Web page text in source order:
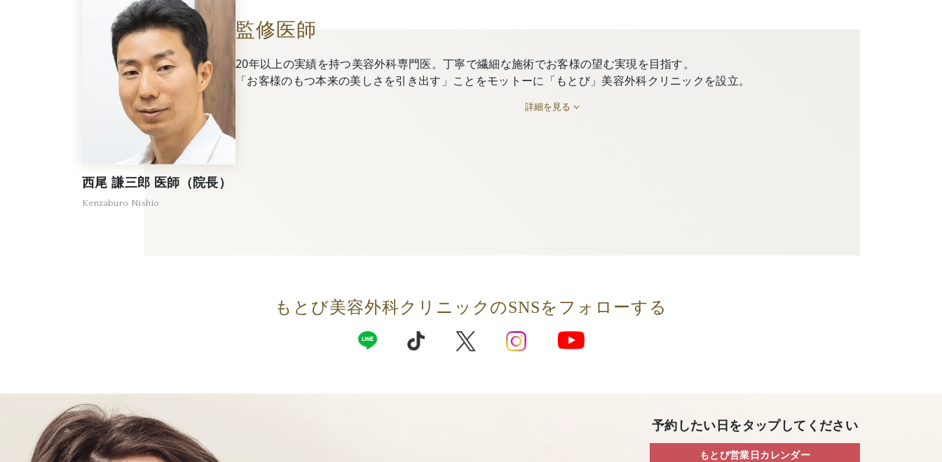
監修医師
20年以上の実績を持つ美容外科専門医。丁寧で繊細な施術でお客様の望む実現を目指す。
「お客様のもつ本来の美しさを引き出す」ことをモットーに「もとび」美容外科クリニックを設立。
詳細を見る
西尾 謙三郎 医師（院長）
Kenzaburo Nishio
もとび美容外科クリニックのSNSをフォローする
予約したい日をタップしてください
もとび営業日カレンダー